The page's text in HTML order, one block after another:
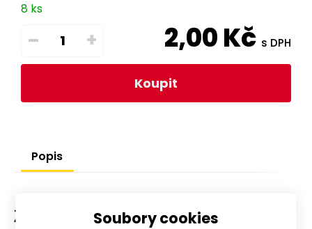
8 ks
– + 2,00Kč s DPH
Koupit
Popis
Zařazení zbožíSoubory cookies